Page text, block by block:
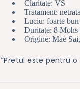
Claritate: VS
Tratament:
Luciu: foarte bun
Duritate: 8 Mohs
Origine: Mae
*Pretul este pentru o